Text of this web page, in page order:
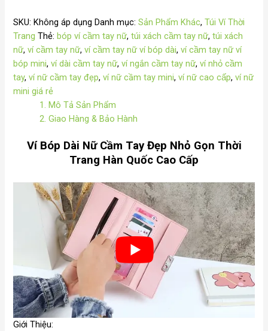
SKU: Không áp dụng Danh mục:Sản Phẩm Khác,Túi Ví Thời
Trang Thẻ: bóp ví cầm tay nữ,túi xách cầm tay nữ,túi xách
nữ,ví cầm tay nữ,ví cầm tay nữ ví bóp dài,ví cầm tay nữ ví
bóp mini,ví dài cầm tay nữ,ví ngắn cầm tay nữ,ví nhỏ cầm
tay,ví nữ cầm tay đẹp,ví nữ cầm tay mini,ví nữ cao cấp,ví nữ
mini giá rẻ
1. Mô Tả Sản Phẩm
2. Giao Hàng & Bảo Hành
Ví Bóp Dài Nữ Cầm Tay Đẹp Nhỏ Gọn Thời
Trang Hàn Quốc Cao Cấp
Giới Thiệu: